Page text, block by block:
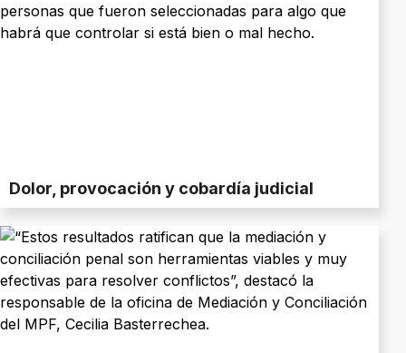
Dolor, provocación y cobardía judicial